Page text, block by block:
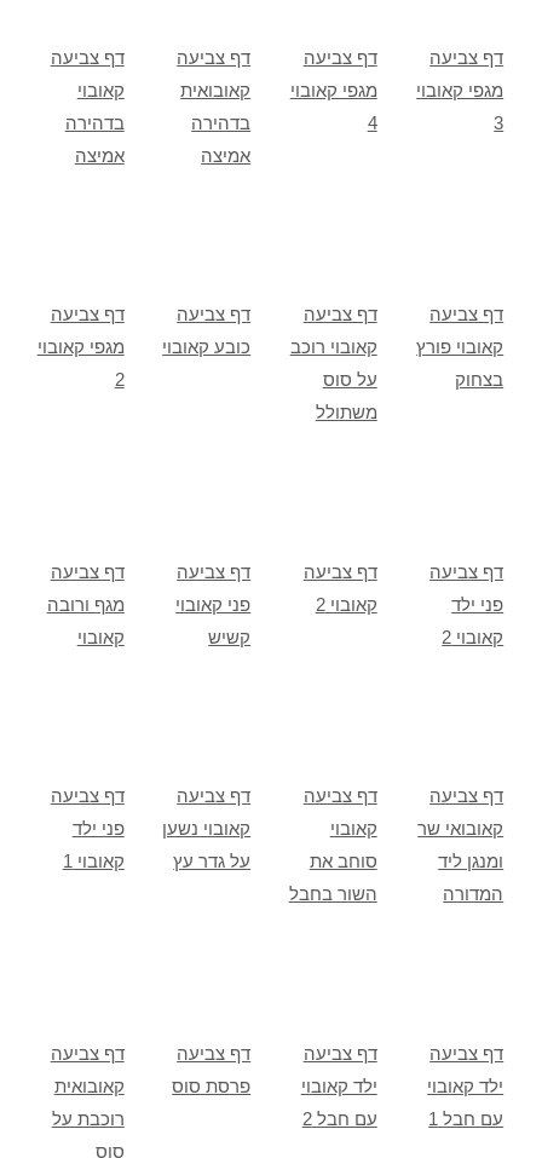
דף צביעה
קאובוי
בדהירה
אמיצה
דף צביעה
קאובואית
בדהירה
אמיצה
דף צביעה
מגפי קאובוי
4
דף צביעה
מגפי קאובוי
3
דף צביעה
מגפי קאובוי
2
דף צביעה
כובע קאובוי
דף צביעה
קאובוי רוכב
על סוס
משתולל
דף צביעה
קאובוי פורץ
בצחוק
דף צביעה
מגף ורובה
קאובוי
דף צביעה
פני קאובוי
קשיש
דף צביעה
קאובוי 2
דף צביעה
פני ילד
קאובוי 2
דף צביעה
פני ילד
קאובוי 1
דף צביעה
קאובוי נשען
על גדר עץ
דף צביעה
קאובוי
סוחב את
השור בחבל
דף צביעה
קאובואי שר
ומנגן ליד
המדורה
דף צביעה
קאובואית
רוכבת על
סוס
דף צביעה
פרסת סוס
דף צביעה
ילד קאובוי
עם חבל 2
דף צביעה
ילד קאובוי
עם חבל 1